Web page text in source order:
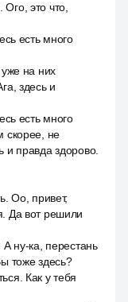
это что,
есть много
на них
здесь и
есть много
скорее, не
и правда здорово.
Оо, привет,
Да вот решили
ну-ка, перестань
тоже здесь?
Как у тебя